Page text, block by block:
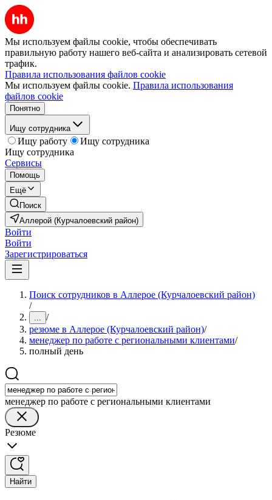
Мы используем файлы cookie, чтобы обеспечивать
правильную работу нашего веб-сайта и анализировать сетевой
трафик.
Правила использования файлов cookie
Мы используем файлы cookie. Правила использования
файлов cookie
Понятно
Ищу сотрудника
Ищу работу
Ищу сотрудника
Ищу сотрудника
Сервисы
Помощь
Ещё
Поиск
Аллерой (Курчалоевский район)
Войти
Войти
Зарегистрироваться
Поиск сотрудников в Аллерое (Курчалоевский район)
/
... /
резюме в Аллерое (Курчалоевский район)/
менеджер по работе с региональными клиентами/
полный день
менеджер по работе с региональными клиентами
Резюме
Найти